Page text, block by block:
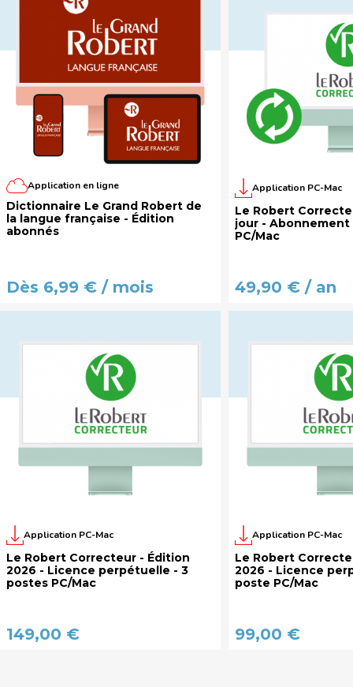
Application en ligne
Dictionnaire Le Grand Robert de
la langue française - Édition
abonnés
Dès 6,99 € / mois
Application PC-Mac
Le Robert
jour - Abonnement
PC/Mac
49,90 € / an
Application PC-Mac
Le Robert Correcteur - Édition
2026 - Licence perpétuelle - 3
postes PC/Mac
149,00 €
Application PC-Mac
Le Robert
2026 - Licence
poste PC/Mac
99,00 €